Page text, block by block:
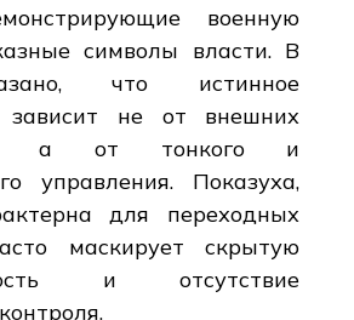
военную
символы власти. В
что истинное
зависит не от внешних
а от тонкого и
управления. Показуха,
для переходных
маскирует скрытую
и отсутствие